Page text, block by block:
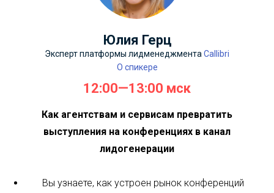
Юлия Герц
Эксперт платформы лидменеджмента Callibri
О спикере
12:00—13:00 мск
Как агентствам и сервисам превратить
выступления на конференциях в канал
лидогенерации
Вы узнаете, как устроен рынок конференций